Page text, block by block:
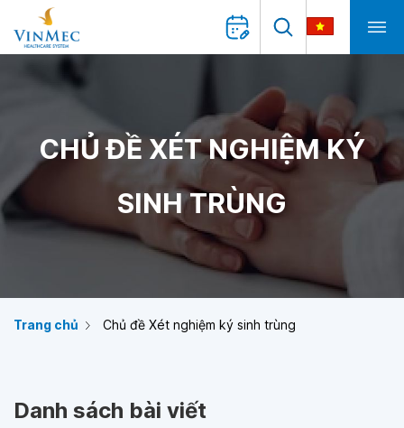
CHỦ ĐỀ XÉT NGHIỆM KÝ
SINH TRÙNG
Trang chủ Chủ đề Xét nghiệm ký sinh trùng
Danh sách bài viết